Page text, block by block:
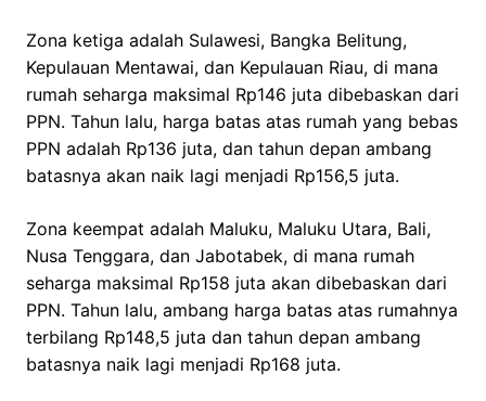
Zona ketiga adalah Sulawesi, Bangka Belitung,
Kepulauan Mentawai, dan Kepulauan Riau, di mana
rumah seharga maksimal Rp146 juta dibebaskan dari
PPN. Tahun lalu, harga batas atas rumah yang bebas
PPN adalah Rp136 juta, dan tahun depan ambang
batasnya akan naik lagi menjadi Rp156,5 juta.
Zona keempat adalah Maluku, Maluku Utara, Bali,
Nusa Tenggara, dan Jabotabek, di mana rumah
seharga maksimal Rp158 juta akan dibebaskan dari
PPN. Tahun lalu, ambang harga batas atas rumahnya
terbilang Rp148,5 juta dan tahun depan ambang
batasnya naik lagi menjadi Rp168 juta.